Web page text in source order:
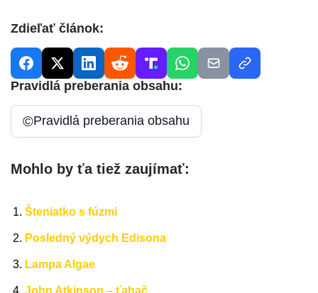
Zdieľať článok:
Pravidlá preberania obsahu:
©Pravidlá preberania obsahu
Mohlo by ťa tiež zaujímať:
Šteniatko s fúzmi
Posledný výdych Edisona
Lampa Algae
John Atkinson – ťahač